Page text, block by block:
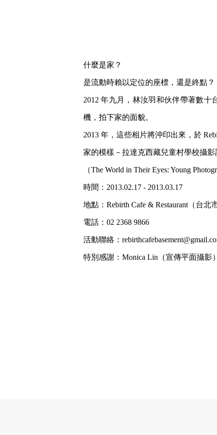
什麼是家？
是流動時賴以定位的座標，還是終點？
2012 年九月，林汝羽和伙伴帶著數
機，拍下家的面貌。
2013 年，這些相片將沖印出來，於
家的模樣－拉達克西藏兒童村學校攝影
（The World in Their Eyes: Young
時間：2013.02.17 - 2013.03.17
地點：Rebirth Cafe & Restaurant（台
電話：02 2368 9866
活動聯絡：
特別感謝：Monica Lin（宣傳平面攝影